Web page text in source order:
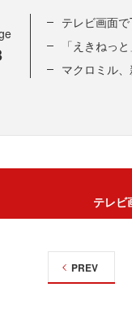
テレビ画面
「えきねっ
マクロミル
テレビ
PREV